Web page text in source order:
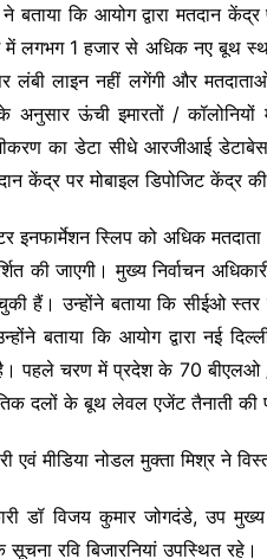
ने बताया कि आयोग द्वारा
लगभग 1 हजार से अधिक नए बूथ
लंबी लाइन नहीं लगेंगी और
अनुसार ऊंची इमारतों /
का डेटा सीधे आरजीआई
केंद्र पर मोबाइल डिपोजिट केंद्र
इनफार्मेशन स्लिप को अधिक
की जाएगी। मुख्य निर्वाचन
हैं। उन्होंने बताया कि सीईओ
बताया कि आयोग द्वारा नई
पहले चरण में प्रदेश के 70 बीएलओ /
दलों के बूथ लेवल एजेंट तैनाती की
एवं मीडिया नोडल मुक्ता मिश्र ने
डॉ विजय कुमार जोगदंडे, उप
रवि बिजारनियां उपस्थित रहे।